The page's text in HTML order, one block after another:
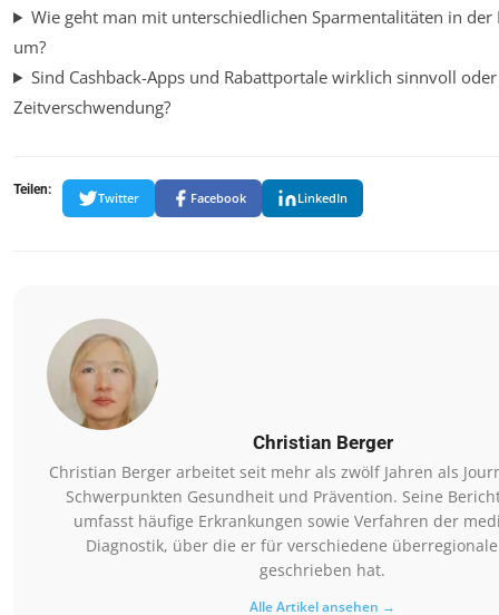
Wie geht man mit unterschiedlichen Sparmentalitäten in der
um?
Sind Cashback-Apps und Rabattportale wirklich sinnvoll
Zeitverschwendung?
Teilen:
Twitter Facebook LinkedIn
Christian Berger
Christian Berger arbeitet seit mehr als zwölf Jahren als
Schwerpunkten Gesundheit und Prävention. Seine
umfasst häufige Erkrankungen sowie Verfahren der
Diagnostik, über die er für verschiedene
geschrieben hat.
Alle Artikel ansehen →